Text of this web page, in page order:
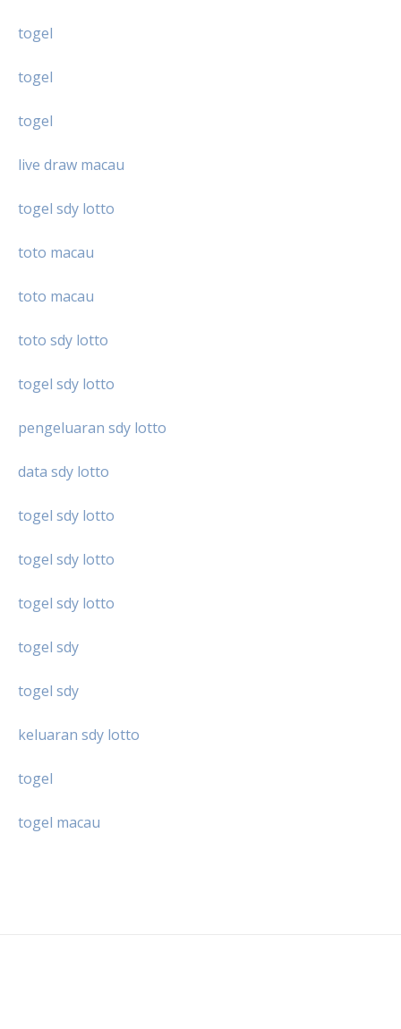
togel
togel
togel
live draw macau
togel sdy lotto
toto macau
toto macau
toto sdy lotto
togel sdy lotto
pengeluaran sdy lotto
data sdy lotto
togel sdy lotto
togel sdy lotto
togel sdy lotto
togel sdy
togel sdy
keluaran sdy lotto
togel
togel macau